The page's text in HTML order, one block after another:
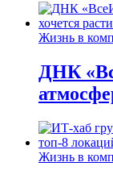
Жизнь в
ДНК
Жизнь в